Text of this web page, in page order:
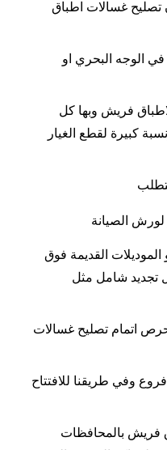
تصليح غسالات اطباق
في الوجه البحري او
فريش وبها كل
كبيرة لقطع الغيار
الصيانة
القديمة فوق
تجديد شامل مثل
اتمام تصليح غسالات
حتي بابعد المحافظات لقد افتتحنا 7 فروع وفي طريقنا للافتتاح
فريش بالمحافظات